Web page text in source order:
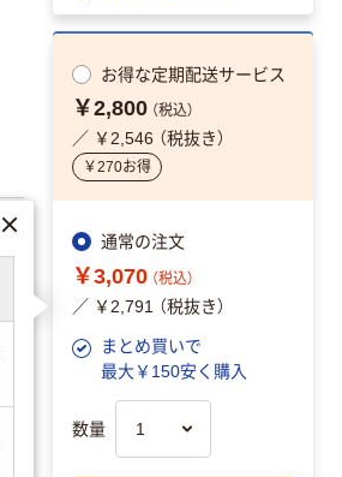
お得な定期配送サービス
￥2,800 （税込）
／ ￥2,546 （税抜き）
￥270お得
通常の注文
￥3,070 （税込）
／ ￥2,791 （税抜き）
まとめ買いで
最大￥150安く購入
数量